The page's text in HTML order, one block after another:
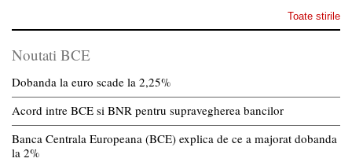
Toate stirile
Noutati BCE
Dobanda la euro scade la 2,25%
Acord intre BCE si BNR pentru supravegherea bancilor
Banca Centrala Europeana (BCE) explica de ce a majorat dobanda
la 2%